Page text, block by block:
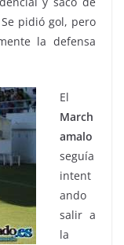
pidió gol, pero
la defensa
El
March
amalo
seguía
intent
ando
salir a
la